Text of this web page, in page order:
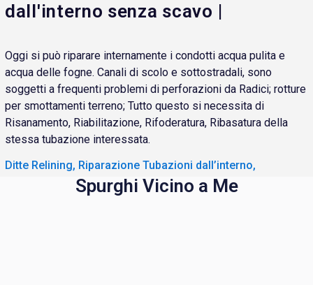
dall'interno senza scavo |
Oggi si può riparare internamente i condotti acqua pulita e
acqua delle fogne. Canali di scolo e sottostradali, sono
soggetti a frequenti problemi di perforazioni da Radici; rotture
per smottamenti terreno; Tutto questo si necessita di
Risanamento, Riabilitazione, Rifoderatura, Ribasatura della
stessa tubazione interessata.
Ditte Relining, Riparazione Tubazioni dall’interno,
Spurghi Vicino a Me